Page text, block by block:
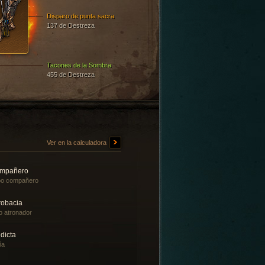
Tacones de la Sombra
455 de Destreza
Disparo de punta sacra
137 de Destreza
Ver en la calculadora
compañero
atronador